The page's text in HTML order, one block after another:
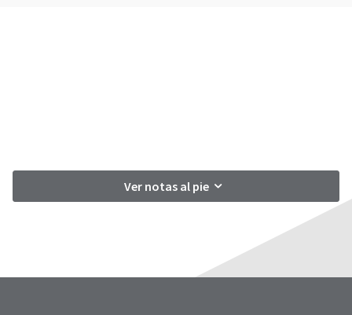
Ver notas al pie